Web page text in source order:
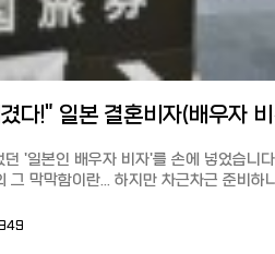
배송이 빠름 ・스타일코리안: 브랜드 공식
매가 이득
싸게 사기, 여성 의류/패션 쇼핑몰 추천 11
는 법과 현지
넷) https://korean.co.jp/life2/34 [일
인 추천 6사의 속도와 요금, 직접 써 본 후
재보험까지
7 [일본 거주자들의 재테크]
는 법과 선배들의 꿀팁
본 핸드폰, 통신사 추천은? 알뜰폰
쇼핑 가능! 이날을 위해 한 달
을 쟁여두는 것이 일본 자취생들의 생존
식권
가 많습니다. 병원 및 조제 약국:
현금 결제만 고수하는 곳이 많으니
트 적립과 활용처가 훨씬 세분화되어 있
도는 포인트로 해결할 수 있는 나라죠.
"서류
던 '일본인 배우자 비자'를 손에 넣었습니
그 막막함이란... 하지만 차근차근 준비하
부인가?" 가장 먼저 할 일은